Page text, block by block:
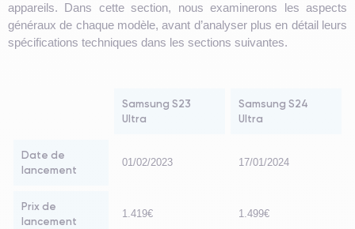
appareils. Dans cette section, nous examinerons les aspects
généraux de chaque modèle, avant d’analyser plus en détail leurs
spécifications techniques dans les sections suivantes.
Samsung S23
Ultra
Samsung S24
Ultra
Date de
lancement
01/02/2023 17/01/2024
Prix de
lancement
1.419€ 1.499€